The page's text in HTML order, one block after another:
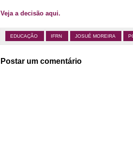
Veja a decisão aqui.
EDUCAÇÃO IFRN JOSUÉ MOREIRA
Postar um comentário